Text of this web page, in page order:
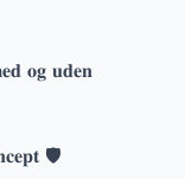
𝐨𝐠 𝐮𝐝𝐞𝐧
🛡️